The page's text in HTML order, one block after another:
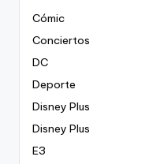
Cómic
Conciertos
DC
Deporte
Disney Plus
Disney Plus
E3